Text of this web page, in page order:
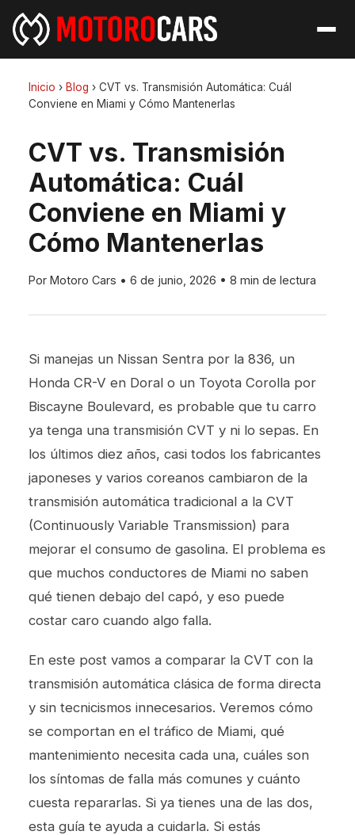
Inicio › Blog › CVT vs. Transmisión Automática: Cuál
Conviene en Miami y Cómo Mantenerlas
CVT vs. Transmisión
Automática: Cuál
Conviene en Miami y
Cómo Mantenerlas
Por Motoro Cars • 6 de junio, 2026 • 8 min de lectura
Si manejas un Nissan Sentra por la 836, un
Honda CR-V en Doral o un Toyota Corolla por
Biscayne Boulevard, es probable que tu carro
ya tenga una transmisión CVT y ni lo sepas. En
los últimos diez años, casi todos los fabricantes
japoneses y varios coreanos cambiaron de la
transmisión automática tradicional a la CVT
(Continuously Variable Transmission) para
mejorar el consumo de gasolina. El problema es
que muchos conductores de Miami no saben
qué tienen debajo del capó, y eso puede
costar caro cuando algo falla.
En este post vamos a comparar la CVT con la
transmisión automática clásica de forma directa
y sin tecnicismos innecesarios. Veremos cómo
se comportan en el tráfico de Miami, qué
mantenimiento necesita cada una, cuáles son
los síntomas de falla más comunes y cuánto
cuesta repararlas. Si ya tienes una de las dos,
esta guía te ayuda a cuidarla. Si estás